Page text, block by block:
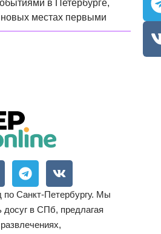
в Петербурге,
новых местах первыми
Санкт-Петербургу. Мы
досуг в СПб, предлагая